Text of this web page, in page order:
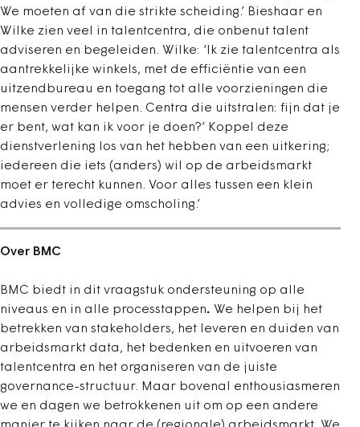
We moeten af van die strikte scheiding.’ Bieshaar en
Wilke zien veel in talentcentra, die onbenut talent
adviseren en begeleiden. Wilke: ‘Ik zie talentcentra als
aantrekkelijke winkels, met de efficiëntie van een
uitzendbureau en toegang tot alle voorzieningen die
mensen verder helpen. Centra die uitstralen: fijn dat je
er bent, wat kan ik voor je doen?’ Koppel deze
dienstverlening los van het hebben van een uitkering;
iedereen die iets (anders) wil op de arbeidsmarkt
moet er terecht kunnen. Voor alles tussen een klein
advies en volledige omscholing.’
Over BMC
BMC biedt in dit vraagstuk ondersteuning op alle
niveaus en in alle processtappen. We helpen bij het
betrekken van stakeholders, het leveren en duiden van
arbeidsmarkt data, het bedenken en uitvoeren van
talentcentra en het organiseren van de juiste
governance-structuur. Maar bovenal enthousiasmeren
we en dagen we betrokkenen uit om op een andere